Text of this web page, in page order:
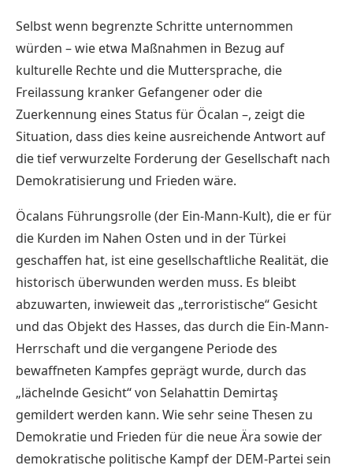
Selbst wenn begrenzte Schritte unternommen
würden – wie etwa Maßnahmen in Bezug auf
kulturelle Rechte und die Muttersprache, die
Freilassung kranker Gefangener oder die
Zuerkennung eines Status für Öcalan –, zeigt die
Situation, dass dies keine ausreichende Antwort auf
die tief verwurzelte Forderung der Gesellschaft nach
Demokratisierung und Frieden wäre.
Öcalans Führungsrolle (der Ein-Mann-Kult), die er für
die Kurden im Nahen Osten und in der Türkei
geschaffen hat, ist eine gesellschaftliche Realität, die
historisch überwunden werden muss. Es bleibt
abzuwarten, inwieweit das „terroristische“ Gesicht
und das Objekt des Hasses, das durch die Ein-Mann-
Herrschaft und die vergangene Periode des
bewaffneten Kampfes geprägt wurde, durch das
„lächelnde Gesicht“ von Selahattin Demirtaş
gemildert werden kann. Wie sehr seine Thesen zu
Demokratie und Frieden für die neue Ära sowie der
demokratische politische Kampf der DEM-Partei sein